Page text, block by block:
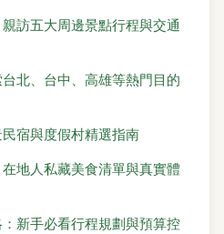
訪五大周邊景點行程與交通
北、台中、高雄等熱門目的
宿與度假村精選指南
地人私藏美食清單與真實體
新手必看行程規劃與預算控